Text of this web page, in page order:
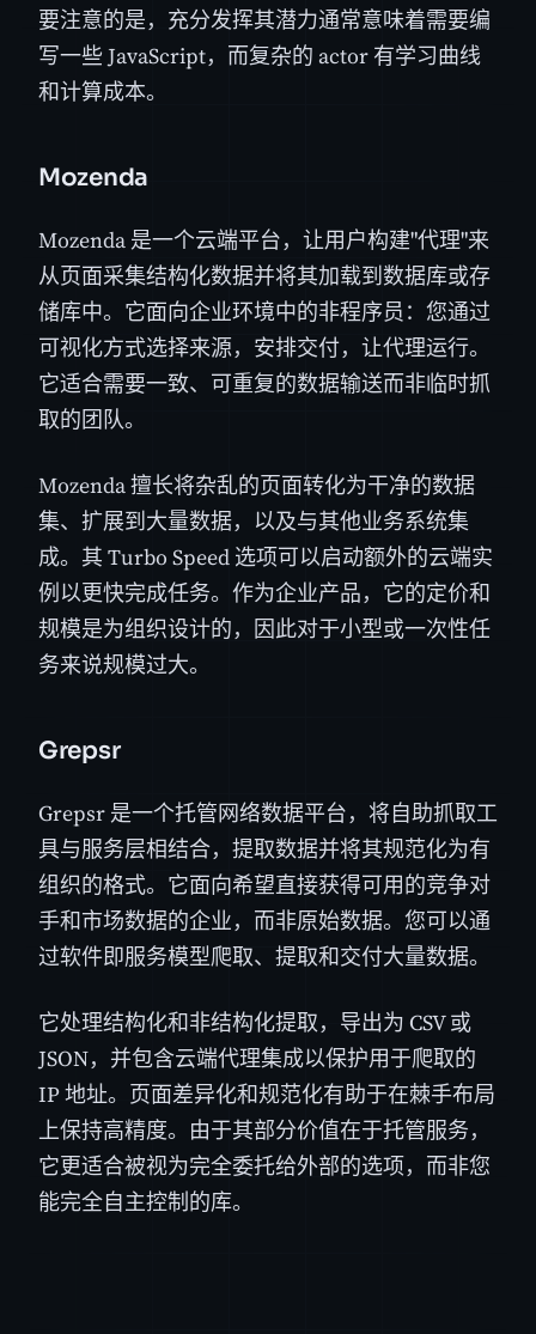
要注意的是，充分发挥其潜力通常意味着需要编
写一些 JavaScript，而复杂的 actor 有学习曲线
和计算成本。
Mozenda
Mozenda 是一个云端平台，让用户构建"代理"来
从页面采集结构化数据并将其加载到数据库或存
储库中。它面向企业环境中的非程序员：您通过
可视化方式选择来源，安排交付，让代理运行。
它适合需要一致、可重复的数据输送而非临时抓
取的团队。
Mozenda 擅长将杂乱的页面转化为干净的数据
集、扩展到大量数据，以及与其他业务系统集
成。其 Turbo Speed 选项可以启动额外的云端实
例以更快完成任务。作为企业产品，它的定价和
规模是为组织设计的，因此对于小型或一次性任
务来说规模过大。
Grepsr
Grepsr 是一个托管网络数据平台，将自助抓取工
具与服务层相结合，提取数据并将其规范化为有
组织的格式。它面向希望直接获得可用的竞争对
手和市场数据的企业，而非原始数据。您可以通
过软件即服务模型爬取、提取和交付大量数据。
它处理结构化和非结构化提取，导出为 CSV 或
JSON，并包含云端代理集成以保护用于爬取的
IP 地址。页面差异化和规范化有助于在棘手布局
上保持高精度。由于其部分价值在于托管服务，
它更适合被视为完全委托给外部的选项，而非您
能完全自主控制的库。